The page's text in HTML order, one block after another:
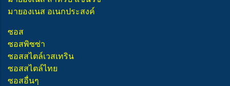
มายองเนส อเนกประสงค์
ซอส
ซอสพิซซ่า
ซอสสไตล์เวสเทริน
ซอสสไตล์ไทย
ซอสอื่นๆ